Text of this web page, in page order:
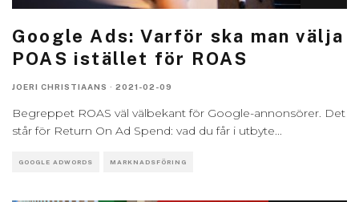
Google Ads: Varför ska man välja
POAS istället för ROAS
JOERI CHRISTIAANS · 2021-02-09
Begreppet ROAS väl välbekant för Google-annonsörer. Det
står för Return On Ad Spend: vad du får i utbyte...
GOOGLE ADWORDS MARKNADSFÖRING